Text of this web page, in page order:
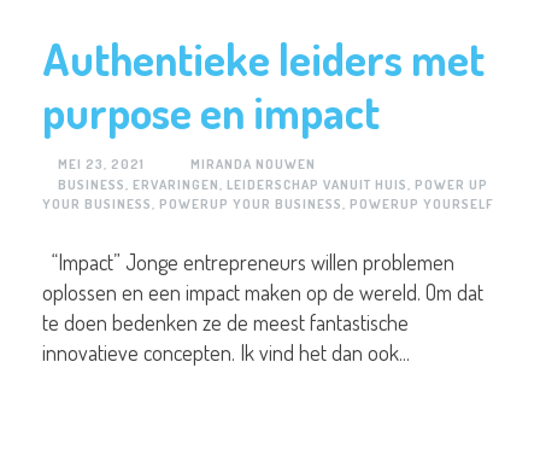
Authentieke leiders met
purpose en impact
MEI 23, 2021
MIRANDA NOUWEN
BUSINESS, ERVARINGEN, LEIDERSCHAP VANUIT HUIS, POWER UP
YOUR BUSINESS, POWERUP YOUR BUSINESS, POWERUP YOURSELF
“Impact” Jonge entrepreneurs willen problemen
oplossen en een impact maken op de wereld. Om dat
te doen bedenken ze de meest fantastische
innovatieve concepten. Ik vind het dan ook...